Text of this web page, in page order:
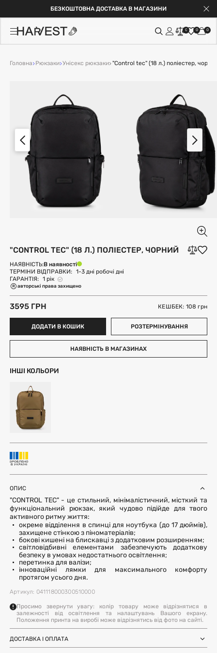
БЕЗКОШТОВНА ДОСТАВКА В МАГАЗИНИ
0 0 0
Головна Рюкзаки Унісекс рюкзаки "Control tec" (18 л.) поліестер,
"CONTROL TEC" (18 Л.) ПОЛІЕСТЕР, ЧОРНИЙ
НАЯВНІСТЬ:В наявності
ТЕРМІНИ ВІДПРАВКИ: 1-3 дні робочі дні
ГАРАНТІЯ: 1 рік
авторські права захищено
3595 ГРН КЕШБЕК: 108грн
ДОДАТИ В КОШИК РОЗТЕРМІНУВАННЯ
НАЯВНІСТЬ В МАГАЗИНАХ
ІНШІ КОЛЬОРИ
ОПИС
"CONTROL TEC" - це стильний, мінімалістичний, місткий та
функціональний рюкзак, який чудово підійде для твого
активного ритму життя:
окреме відділення в спинці для ноутбука (до 17 дюймів),
захищене стінкою з піноматеріалів;
бокові кишені на блискавці з додатковим розширенням;
світловідбивні елементами забезпечують додаткову
безпеку в умовах недостатнього освітлення;
перетинка для валізи;
інноваційні лямки для максимального комфорту
протягом усього дня.
Артикул: 041118000300510000
Просимо звернути увагу: колір товару може відрізнятися в
залежності від освітлення та налаштувань Вашого екрану.
Положення принта на виробі може відрізнятись від фото на сайті.
ДОСТАВКА І ОПЛАТА